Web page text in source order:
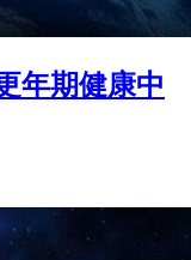
年期健康中